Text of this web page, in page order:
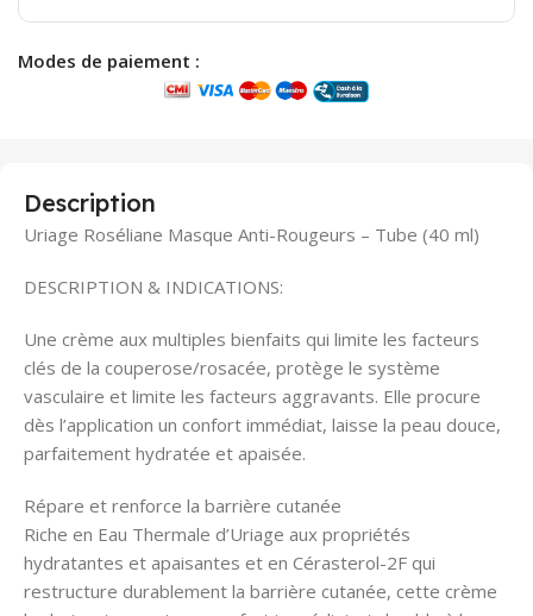
Modes de paiement :
Description
Uriage Roséliane Masque Anti-Rougeurs – Tube (40 ml)
DESCRIPTION & INDICATIONS:
Une crème aux multiples bienfaits qui limite les facteurs
clés de la couperose/rosacée, protège le système
vasculaire et limite les facteurs aggravants. Elle procure
dès l’application un confort immédiat, laisse la peau douce,
parfaitement hydratée et apaisée.
Répare et renforce la barrière cutanée
Riche en Eau Thermale d’Uriage aux propriétés
hydratantes et apaisantes et en Cérasterol-2F qui
restructure durablement la barrière cutanée, cette crème